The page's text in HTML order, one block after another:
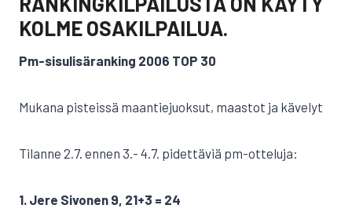
KOLME OSAKILPAILUA.
Pm-sisulisäranking 2006 TOP 30
Mukana pisteissä maantiejuoksut, maastot ja kävelyt
Tilanne 2.7. ennen 3.- 4.7. pidettäviä pm-otteluja:
1. Jere Sivonen 9, 21+3 = 24